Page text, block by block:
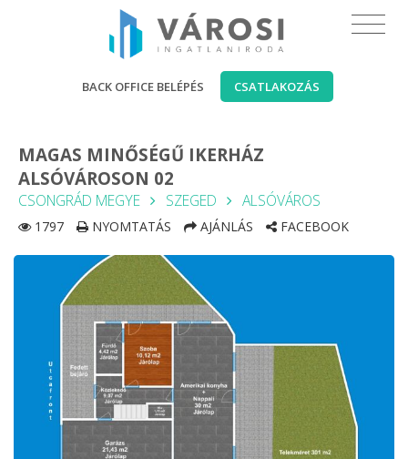
BACK OFFICE BELÉPÉS CSATLAKOZÁS
MAGAS MINŐSÉGŰ IKERHÁZ
ALSÓVÁROSON 02
CSONGRÁD MEGYE SZEGED ALSÓVÁROS
1797 NYOMTATÁS AJÁNLÁS FACEBOOK